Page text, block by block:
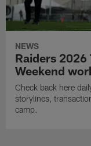
NEWS
Raiders 2026
Weekend
Check back here
storylines,
camp.